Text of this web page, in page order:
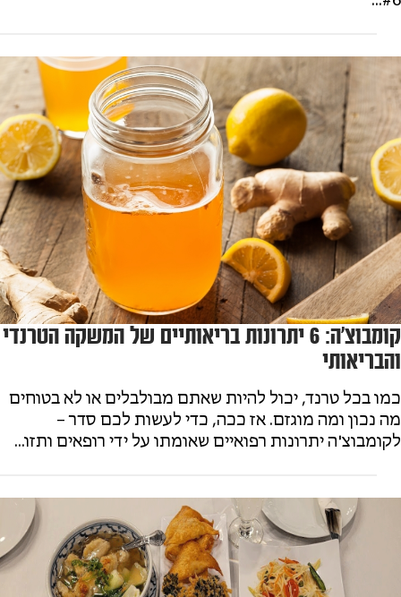
קומבוצ'ה: 6 יתרונות בריאותיים של המשקה הטרנדי
והבריאותי
כמו בכל טרנד, יכול להיות שאתם מבולבלים או לא בטוחים
מה נכון ומה מוגזם. אז ככה, כדי לעשות לכם סדר –
לקומבוצ'ה יתרונות רפואיים שאומתו על ידי רופאים ותזו...